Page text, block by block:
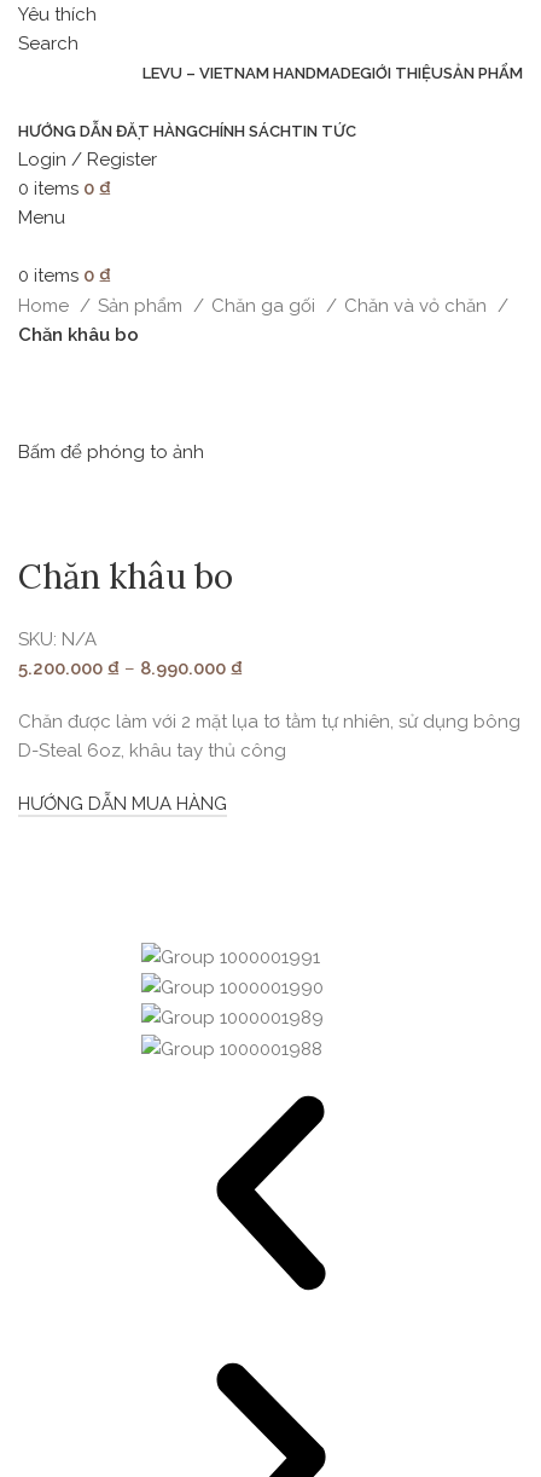
Yêu thích
Search
LEVU – VIETNAM HANDMADEGIỚI THIỆUSẢN PHẨM
HƯỚNG DẪN ĐẶT HÀNGCHÍNH SÁCHTIN TỨC
Login / Register
0 items 0 ₫
Menu
0 items 0 ₫
Home
Sản phẩm Chăn ga gối
Chăn và vỏ chăn
Chăn khâu bo
Bấm để phóng to ảnh
Chăn khâu bo
SKU: N/A
5.200.000 ₫ – 8.990.000 ₫
Chăn được làm với 2 mặt lụa tơ tằm tự nhiên, sử dụng bông
D-Steal 6oz, khâu tay thủ công
HƯỚNG DẪN MUA HÀNG